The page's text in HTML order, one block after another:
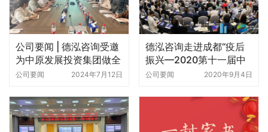
公司要闻 | 德泓咨询受邀
为中原发展投资集团做全
域土地专题培训
公司要闻 2024年7月12日
德泓咨询走进成都“疫后
振兴—2020第十一届中
国康养•文旅小镇项目实
业资源对接大会”
公司要闻 2020年9月4日